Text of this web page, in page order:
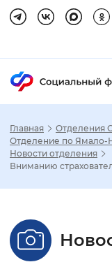
Главная
Отделения
Отделение по Ямало-
Новости отделения
Вниманию